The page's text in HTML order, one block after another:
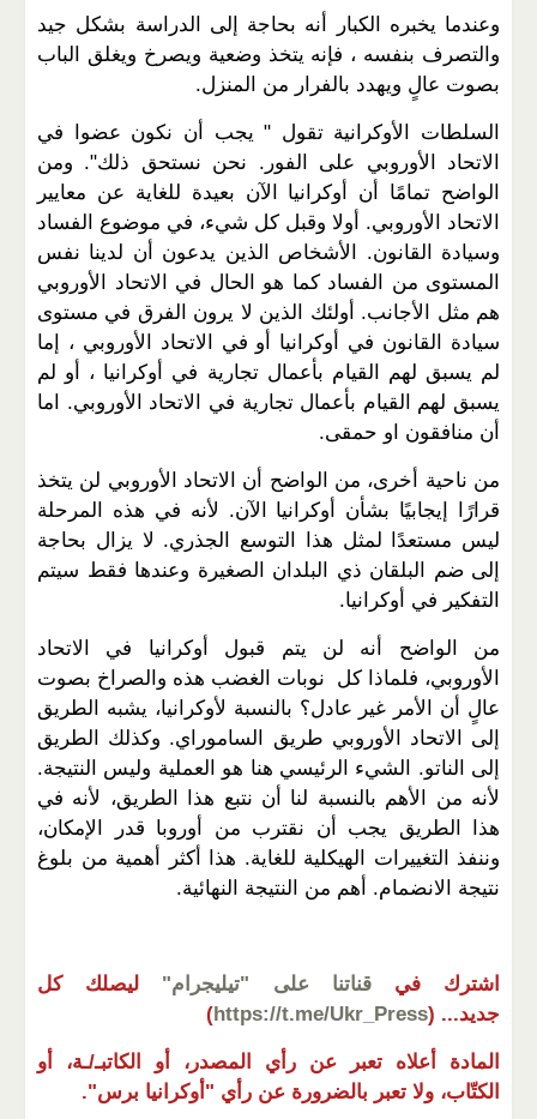
وعندما يخبره الكبار أنه بحاجة إلى الدراسة بشكل جيد
والتصرف بنفسه ، فإنه يتخذ وضعية ويصرخ ويغلق الباب
بصوت عالٍ ويهدد بالفرار من المنزل.
السلطات الأوكرانية تقول " يجب أن نكون عضوا في
الاتحاد الأوروبي على الفور. نحن نستحق ذلك". ومن
الواضح تمامًا أن أوكرانيا الآن بعيدة للغاية عن معايير
الاتحاد الأوروبي. أولا وقبل كل شيء، في موضوع الفساد
وسيادة القانون. الأشخاص الذين يدعون أن لدينا نفس
المستوى من الفساد كما هو الحال في الاتحاد الأوروبي
هم مثل الأجانب. أولئك الذين لا يرون الفرق في مستوى
سيادة القانون في أوكرانيا أو في الاتحاد الأوروبي ، إما
لم يسبق لهم القيام بأعمال تجارية في أوكرانيا ، أو لم
يسبق لهم القيام بأعمال تجارية في الاتحاد الأوروبي. اما
أن منافقون او حمقى.
من ناحية أخرى، من الواضح أن الاتحاد الأوروبي لن يتخذ
قرارًا إيجابيًا بشأن أوكرانيا الآن. لأنه في هذه المرحلة
ليس مستعدًا لمثل هذا التوسع الجذري. لا يزال بحاجة
إلى ضم البلقان ذي البلدان الصغيرة وعندها فقط سيتم
التفكير في أوكرانيا.
من الواضح أنه لن يتم قبول أوكرانيا في الاتحاد
الأوروبي، فلماذا كل نوبات الغضب هذه والصراخ بصوت
عالٍ أن الأمر غير عادل؟ بالنسبة لأوكرانيا، يشبه الطريق
إلى الاتحاد الأوروبي طريق الساموراي. وكذلك الطريق
إلى الناتو. الشيء الرئيسي هنا هو العملية وليس النتيجة.
لأنه من الأهم بالنسبة لنا أن نتبع هذا الطريق، لأنه في
هذا الطريق يجب أن نقترب من أوروبا قدر الإمكان،
وننفذ التغييرات الهيكلية للغاية. هذا أكثر أهمية من بلوغ
نتيجة الانضمام. أهم من النتيجة النهائية.
اشترك في قناتنا على "تيليجرام"
ليصلك كل
جديد... (
https://t.me/Ukr_Press
)
المادة أعلاه تعبر عن رأي المصدر، أو الكاتبـ/ـة، أو
الكتّاب، ولا تعبر بالضرورة عن رأي "أوكرانيا برس".